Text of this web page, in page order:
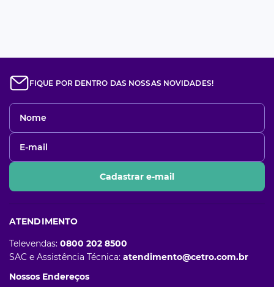
FIQUE POR DENTRO DAS NOSSAS NOVIDADES!
Cadastrar e-mail
ATENDIMENTO
Televendas: 0800 202 8500
SAC e Assistência Técnica: atendimento@cetro.com.br
Nossos Endereços